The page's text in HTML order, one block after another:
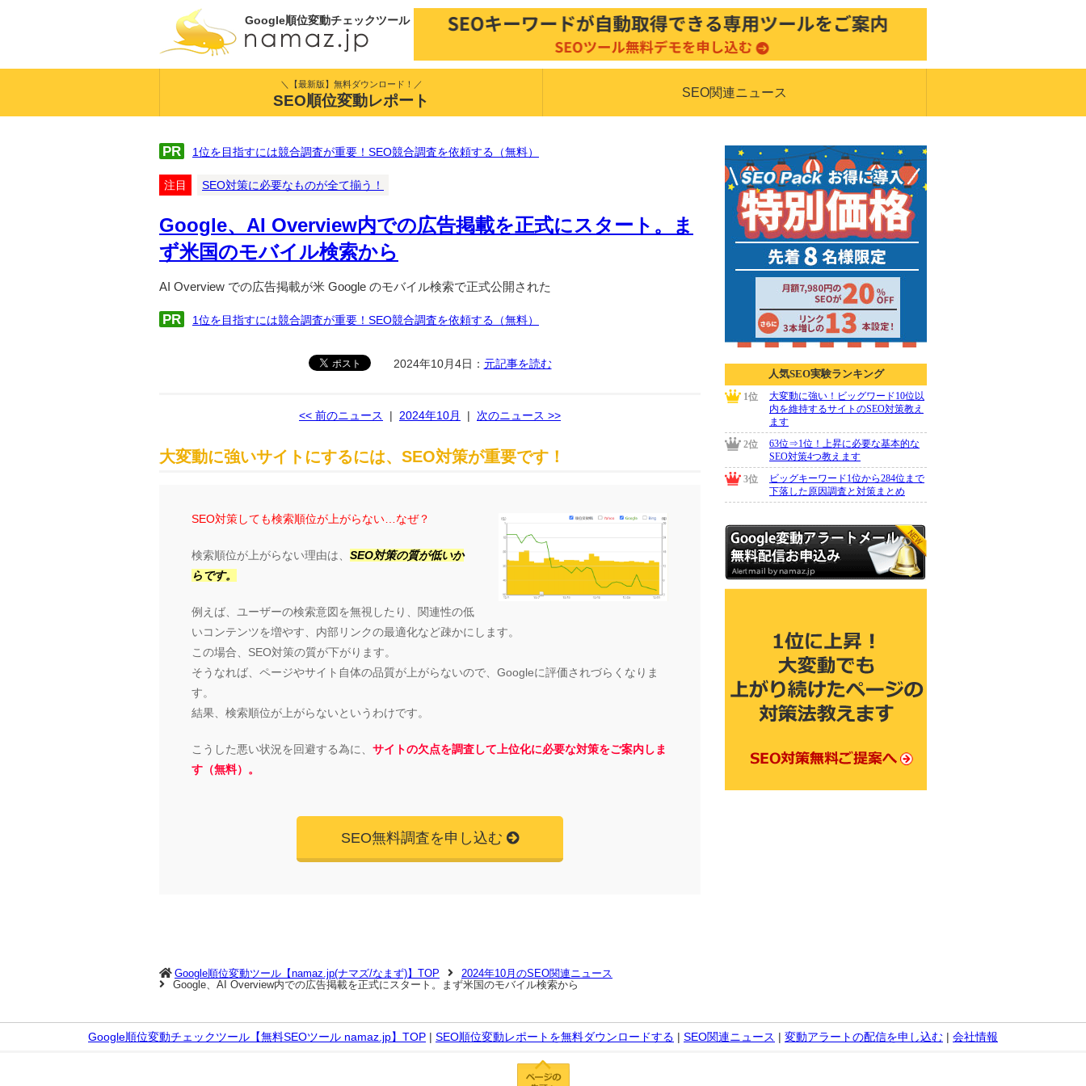
Google順位変動チェックツール
＼【最新版】無料ダウンロード！／
SEO順位変動レポート SEO関連ニュース
PR 1位を目指すには競合調査が重要！SEO競合調査を依頼する（無料）
注目 SEO対策に必要なものが全て揃う！
Google、AI Overview内での広告掲載を正式にスタート。ま
ず米国のモバイル検索から
AI Overview での広告掲載が米 Google のモバイル検索で正式公開された
PR 1位を目指すには競合調査が重要！SEO競合調査を依頼する（無料）
2024年10月4日： 元記事を読む
<< 前のニュース | 2024年10月 | 次のニュース >>
大変動に強いサイトにするには、SEO対策が重要です！
SEO対策しても検索順位が上がらない…なぜ？
検索順位が上がらない理由は、 SEO対策の質が低いか
らです。
例えば、ユーザーの検索意図を無視したり、関連性の低
いコンテンツを増やす、内部リンクの最適化など疎かにします。
この場合、SEO対策の質が下がります。
そうなれば、ページやサイト自体の品質が上がらないので、Googleに評価されづらくなりま
す。
結果、検索順位が上がらないというわけです。
こうした悪い状況を回避する為に、 サイトの欠点を調査して上位化に必要な対策をご案内しま
す（無料）。
SEO無料調査を申し込む
Google順位変動ツール【namaz.jp(ナマズ/なまず)】TOP
2024年10月のSEO関連ニュース
Google、AI Overview内での広告掲載を正式にスタート。まず米国のモバイル検索から
Google順位変動チェックツール【無料SEOツール namaz.jp】TOP | SEO順位変動レポートを無料ダウンロードする | SEO関連ニュース | 変動アラートの配信を申し込む | 会社情報